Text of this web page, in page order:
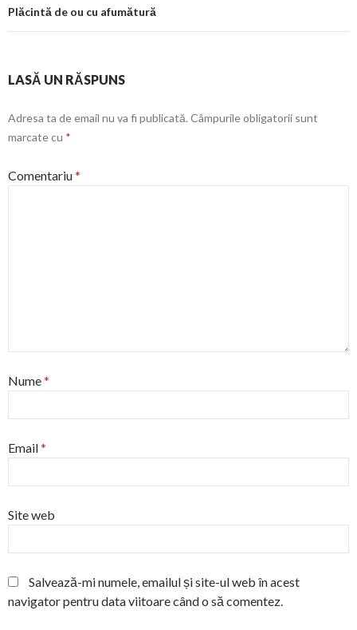
Plăcintă de ou cu afumătură
LASĂ UN RĂSPUNS
Adresa ta de email nu va fi publicată. Câmpurile obligatorii sunt
marcate cu *
Comentariu*
Nume*
Email*
Site web
Salvează-mi numele, emailul și site-ul web în acest
navigator pentru data viitoare când o să comentez.